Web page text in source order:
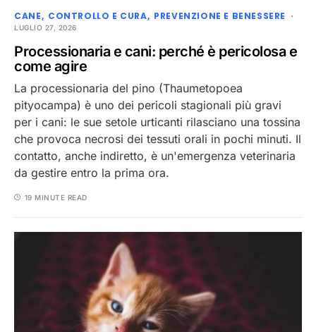
CANE CONTROLLO E CURA PREVENZIONE E BENESSERE
LUGLIO 27, 2026
Processionaria e cani: perché è pericolosa e
come agire
La processionaria del pino (Thaumetopoea
pityocampa) è uno dei pericoli stagionali più gravi
per i cani: le sue setole urticanti rilasciano una tossina
che provoca necrosi dei tessuti orali in pochi minuti. Il
contatto, anche indiretto, è un'emergenza veterinaria
da gestire entro la prima ora.
19 MINUTE READ